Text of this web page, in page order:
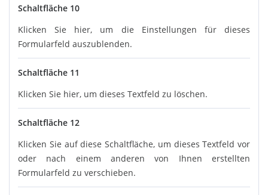
Schaltfläche 10
Klicken Sie hier, um die Einstellungen für dieses
Formularfeld auszublenden.
Schaltfläche 11
Klicken Sie hier, um dieses Textfeld zu löschen.
Schaltfläche 12
Klicken Sie auf diese Schaltfläche, um dieses Textfeld vor
oder nach einem anderen von Ihnen erstellten
Formularfeld zu verschieben.